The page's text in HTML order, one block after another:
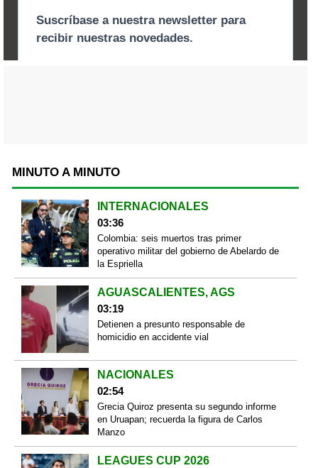
MINUTO A MINUTO
INTERNACIONALES
03:36
Colombia: seis muertos tras primer
operativo militar del gobierno de Abelardo de
la Espriella
AGUASCALIENTES, AGS
03:19
Detienen a presunto responsable de
homicidio en accidente vial
NACIONALES
02:54
Grecia Quiroz presenta su segundo informe
en Uruapan; recuerda la figura de Carlos
Manzo
LEAGUES CUP 2026